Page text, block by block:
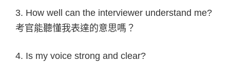
3. How well can the interviewer understand me?
考官能聽懂我表達的意思嗎？
4. Is my voice strong and clear?